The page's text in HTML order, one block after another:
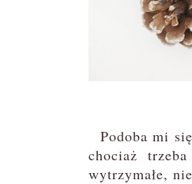
Podoba mi
chociaż
wytrzymałe,